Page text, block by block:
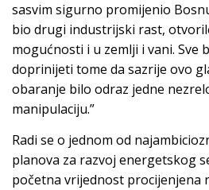
sasvim sigurno promijenio
bio drugi industrijski rast,
mogućnosti i u zemlji i vani. Sve
doprinijeti tome da sazrije ovo
obaranje bilo odraz jedne
manipulaciju.”
Radi se o jednom od
planova za razvoj energetskog
početna vrijednost procijenjena